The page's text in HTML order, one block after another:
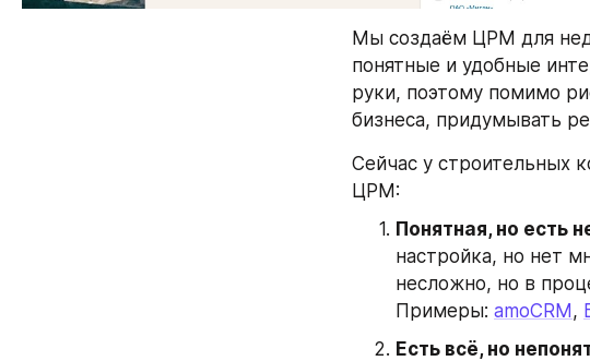
Мы создаём ЦРМ для
понятные и удобные
руки, поэтому помимо
бизнеса, придумывать
Сейчас у строительных
ЦРМ:
Понятная, но есть
настройка, но нет
несложно, но в
Примеры: amoCRM ,
Есть всё, но